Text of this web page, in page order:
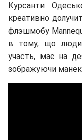
Курсанти
креативно
флэшмобу
в тому, що
участь, має на
зображуючи